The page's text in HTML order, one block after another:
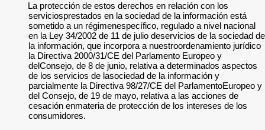
La protección de estos derechos en relación con los
serviciosprestados en la sociedad de la información está
sometido a un régimenespecífico, regulado a nivel nacional
en la Ley 34/2002 de 11 de julio deservicios de la sociedad de
la información, que incorpora a nuestroordenamiento jurídico
la Directiva 2000/31/CE del Parlamento Europeo y
delConsejo, de 8 de junio, relativa a determinados aspectos
de los servicios de lasociedad de la información y
parcialmente la Directiva 98/27/CE del ParlamentoEuropeo y
del Consejo, de 19 de mayo, relativa a las acciones de
cesación enmateria de protección de los intereses de los
consumidores.